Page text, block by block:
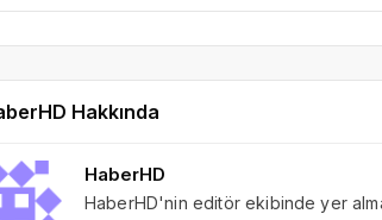
Hakkında
HaberHD
HaberHD'nin editör ekibinde yer